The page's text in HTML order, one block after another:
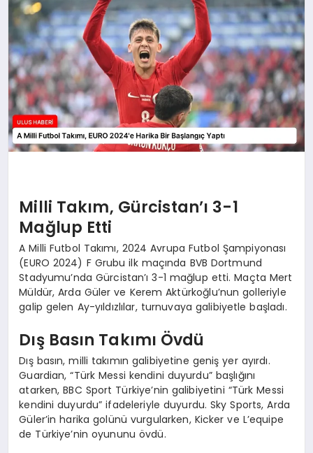
Milli Takım, Gürcistan’ı 3-1
Mağlup Etti
A Milli Futbol Takımı, 2024 Avrupa Futbol Şampiyonası
(EURO 2024) F Grubu ilk maçında BVB Dortmund
Stadyumu’nda Gürcistan’ı 3-1 mağlup etti. Maçta Mert
Müldür, Arda Güler ve Kerem Aktürkoğlu’nun golleriyle
galip gelen Ay-yıldızlılar, turnuvaya galibiyetle başladı.
Dış Basın Takımı Övdü
Dış basın, milli takımın galibiyetine geniş yer ayırdı.
Guardian, “Türk Messi kendini duyurdu” başlığını
atarken, BBC Sport Türkiye’nin galibiyetini “Türk Messi
kendini duyurdu” ifadeleriyle duyurdu. Sky Sports, Arda
Güler’in harika golünü vurgularken, Kicker ve L’equipe
de Türkiye’nin oyununu övdü.